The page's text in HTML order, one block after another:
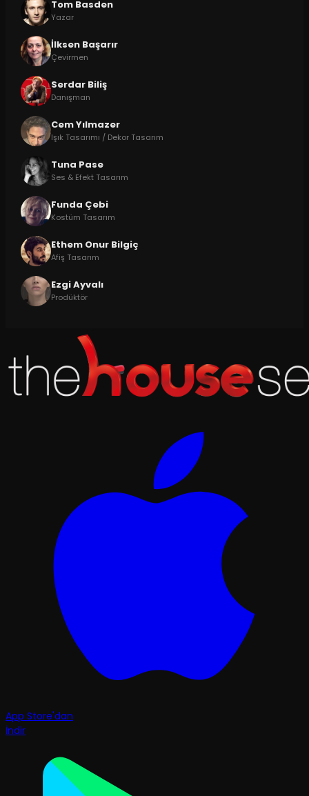
Tom Basden
Yazar
İlksen Başarır
Çevirmen
Serdar Biliş
Danışman
Cem Yılmazer
Işık Tasarımı / Dekor Tasarım
Tuna Pase
Ses & Efekt Tasarım
Funda Çebi
Kostüm Tasarım
Ethem Onur Bilgiç
Afiş Tasarım
Ezgi Ayvalı
Prodüktör
App Store'dan
İndir